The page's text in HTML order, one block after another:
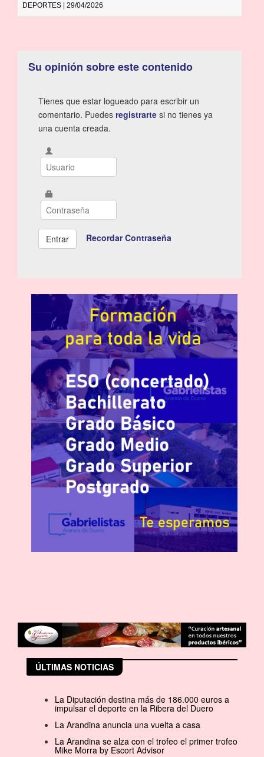
DEPORTES | 29/04/2026
Su opinión sobre este contenido
Tienes que estar logueado para escribir un
comentario. Puedes registrarte si no tienes ya
una cuenta creada.
Recordar Contraseña
ÚLTIMAS NOTICIAS
La Diputación destina más de 186.000 euros a
impulsar el deporte en la Ribera del Duero
La Arandina anuncia una vuelta a casa
La Arandina se alza con el trofeo el primer trofeo
Mike Morra by Escort Advisor